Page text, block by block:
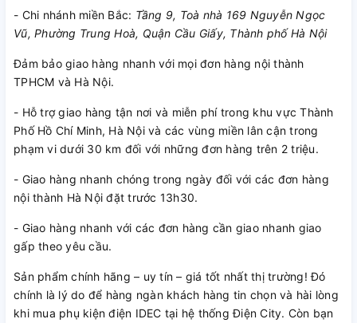
- Chi nhánh miền Bắc: Tầng 9, Toà nhà 169 Nguyễn Ngọc
Vũ, Phường Trung Hoà, Quận Cầu Giấy, Thành phố Hà Nội
Đảm bảo giao hàng nhanh với mọi đơn hàng nội thành
TPHCM và Hà Nội.
- Hỗ trợ giao hàng tận nơi và miễn phí trong khu vực Thành
Phố Hồ Chí Minh, Hà Nội và các vùng miền lân cận trong
phạm vi dưới 30 km đối với những đơn hàng trên 2 triệu.
- Giao hàng nhanh chóng trong ngày đối với các đơn hàng
nội thành Hà Nội đặt trước 13h30.
- Giao hàng nhanh với các đơn hàng cần giao nhanh giao
gấp theo yêu cầu.
Sản phẩm chính hãng – uy tín – giá tốt nhất thị trường! Đó
chính là lý do để hàng ngàn khách hàng tin chọn và hài lòng
khi mua phụ kiện điện IDEC tại hệ thống Điện City. Còn bạn